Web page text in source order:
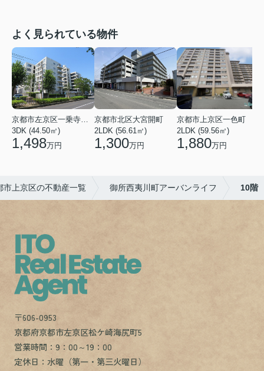
よく見られている物件
3DK (44.50㎡)
1,498万円
京都市北区大宮開町
2LDK (56.61㎡)
1,300万円
京都市上京区一色町
2LDK (59.56㎡)
1,880万円
市上京区の不動産一覧 御所西夷川町アーバンライフ 10階
〒606-0953
京都府京都市左京区松ケ崎海尻町5
営業時間：9：00～19：00
定休日：水曜（第一・第三火曜日）